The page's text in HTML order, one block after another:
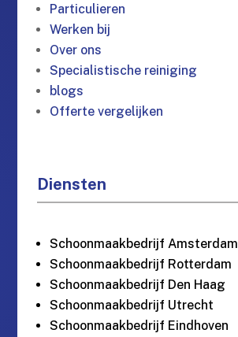
Particulieren
Werken bij
Over ons
Specialistische reiniging
blogs
Offerte vergelijken
Diensten
Schoonmaakbedrijf Amsterdam
Schoonmaakbedrijf Rotterdam
Schoonmaakbedrijf Den Haag
Schoonmaakbedrijf Utrecht
Schoonmaakbedrijf Eindhoven